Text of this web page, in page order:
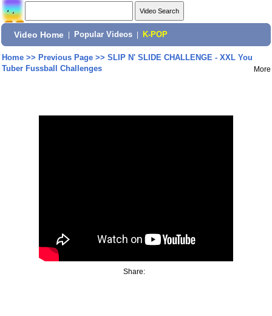
Video Home Popular Videos K-POP
Home>> Previous Page>> SLIP N' SLIDE CHALLENGE - XXL You
Tuber Fussball Challenges
More
Share: